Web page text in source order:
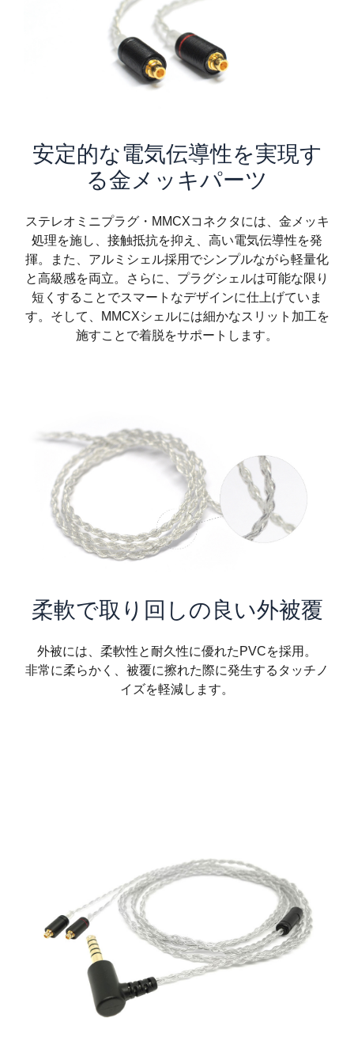
安定的な電気伝導性を実現す
る金メッキパーツ
ステレオミニプラグ・MMCXコネクタには、金メッキ
処理を施し、接触抵抗を抑え、高い電気伝導性を発
揮。また、アルミシェル採用でシンプルながら軽量化
と高級感を両立。さらに、プラグシェルは可能な限り
短くすることでスマートなデザインに仕上げていま
す。そして、MMCXシェルには細かなスリット加工を
施すことで着脱をサポートします。
柔軟で取り回しの良い外被覆
外被には、柔軟性と耐久性に優れたPVCを採用。
非常に柔らかく、被覆に擦れた際に発生するタッチノ
イズを軽減します。